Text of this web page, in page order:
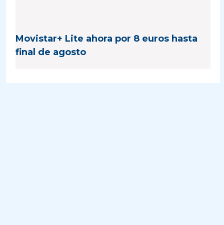
Movistar+ Lite ahora por 8 euros hasta
final de agosto